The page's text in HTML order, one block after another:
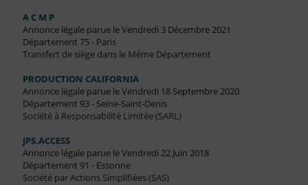
A C M P
Annonce légale parue le Vendredi 3 Décembre 2021
Département 75 - Paris
Transfert de siège dans le Même Département
PRODUCTION CALIFORNIA
Annonce légale parue le Vendredi 18 Septembre 2020
Département 93 - Seine-Saint-Denis
Société à Responsabilité Limitée (SARL)
JPS.ACCESS
Annonce légale parue le Vendredi 22 Juin 2018
Département 91 - Essonne
Société par Actions Simplifiées (SAS)